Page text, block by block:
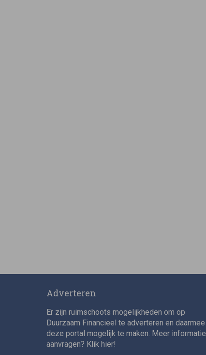
Adverteren
Er zijn ruimschoots mogelijkheden om op
Duurzaam Financieel te adverteren en daarmee
deze portal mogelijk te maken. Meer informatie
aanvragen? Klik hier!